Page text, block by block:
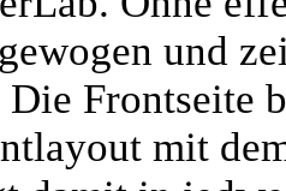
und
Frontseite
mit